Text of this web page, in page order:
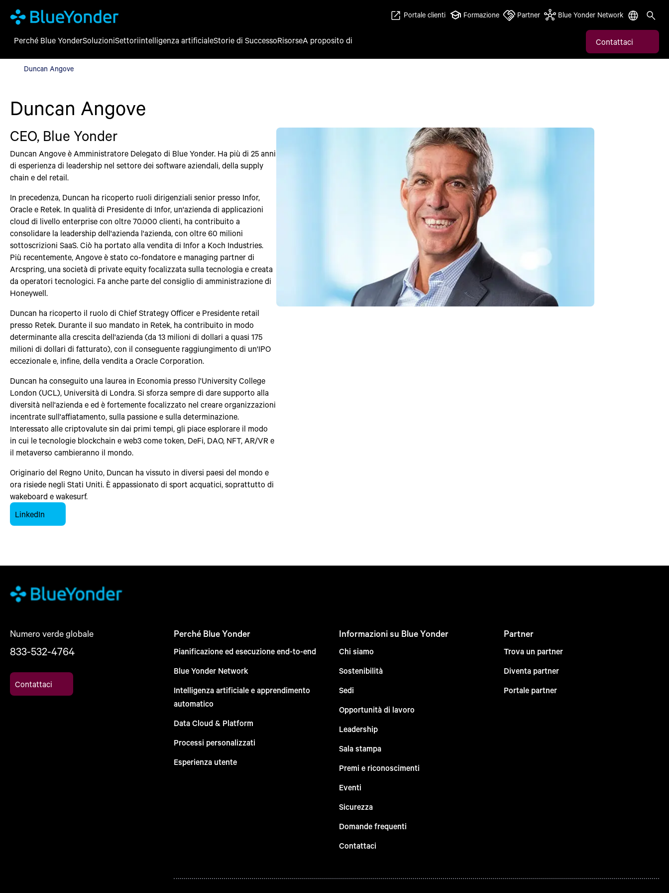
Duncan Angove
Portale clienti Formazione Partner Blue Yonder Network
Perché Blue YonderSoluzioniSettoriintelligenza artificialeStorie di SuccessoRisorseA proposito di Contattaci
Duncan Angove
Duncan Angove
CEO, Blue Yonder
Duncan Angove è Amministratore Delegato di Blue Yonder. Ha più di 25 anni
di esperienza di leadership nel settore dei software aziendali, della supply
chain e del retail.
In precedenza, Duncan ha ricoperto ruoli dirigenziali senior presso Infor,
Oracle e Retek. In qualità di Presidente di Infor, un'azienda di applicazioni
cloud di livello enterprise con oltre 70.000 clienti, ha contribuito a
consolidare la leadership dell'azienda l'azienda, con oltre 60 milioni
sottoscrizioni SaaS. Ciò ha portato alla vendita di Infor a Koch Industries.
Più recentemente, Angove è stato co-fondatore e managing partner di
Arcspring, una società di private equity focalizzata sulla tecnologia e creata
da operatori tecnologici. Fa anche parte del consiglio di amministrazione di
Honeywell.
Duncan ha ricoperto il ruolo di Chief Strategy Officer e Presidente retail
presso Retek. Durante il suo mandato in Retek, ha contribuito in modo
determinante alla crescita dell'azienda (da 13 milioni di dollari a quasi 175
milioni di dollari di fatturato), con il conseguente raggiungimento di un'IPO
eccezionale e, infine, della vendita a Oracle Corporation.
Duncan ha conseguito una laurea in Economia presso l'University College
London (UCL), Università di Londra. Si sforza sempre di dare supporto alla
diversità nell'azienda e ed è fortemente focalizzato nel creare organizzazioni
incentrate sull'affiatamento, sulla passione e sulla determinazione.
Interessato alle criptovalute sin dai primi tempi, gli piace esplorare il modo
in cui le tecnologie blockchain e web3 come token, DeFi, DAO, NFT, AR/VR e
il metaverso cambieranno il mondo.
Originario del Regno Unito, Duncan ha vissuto in diversi paesi del mondo e
ora risiede negli Stati Uniti. È appassionato di sport acquatici, soprattutto di
wakeboard e wakesurf.
LinkedIn
Numero verde globale
833-532-4764
Contattaci
Perché Blue Yonder
Pianificazione ed esecuzione end-to-end
Blue Yonder Network
Intelligenza artificiale e apprendimento
automatico
Data Cloud & Platform
Processi personalizzati
Esperienza utente
Informazioni su Blue Yonder
Chi siamo
Sostenibilità
Sedi
Opportunità di lavoro
Leadership
Sala stampa
Premi e riconoscimenti
Eventi
Sicurezza
Domande frequenti
Contattaci
Partner
Trova un partner
Diventa partner
Portale partner